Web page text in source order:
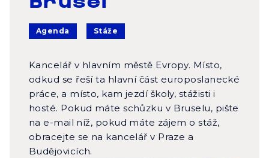
Agenda Stáže
Kancelář v hlavním městě Evropy. Místo,
odkud se řeší ta hlavní část europoslanecké
práce, a místo, kam jezdí školy, stážisti i
hosté. Pokud máte schůzku v Bruselu, pište
na e-mail níž, pokud máte zájem o stáž,
obracejte se na kancelář v Praze a
Budějovicích.